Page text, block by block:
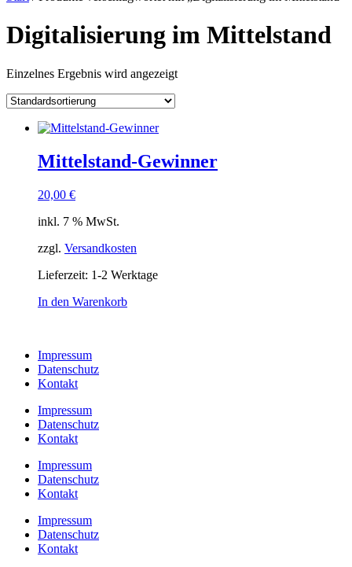
Digitalisierung im Mittelstand
Einzelnes Ergebnis wird angezeigt
Mittelstand-Gewinner
20,00 €
inkl. 7 % MwSt.
zzgl. Versandkosten
Lieferzeit: 1-2 Werktage
In den Warenkorb
Impressum
Datenschutz
Kontakt
Impressum
Datenschutz
Kontakt
Impressum
Datenschutz
Kontakt
Impressum
Datenschutz
Kontakt